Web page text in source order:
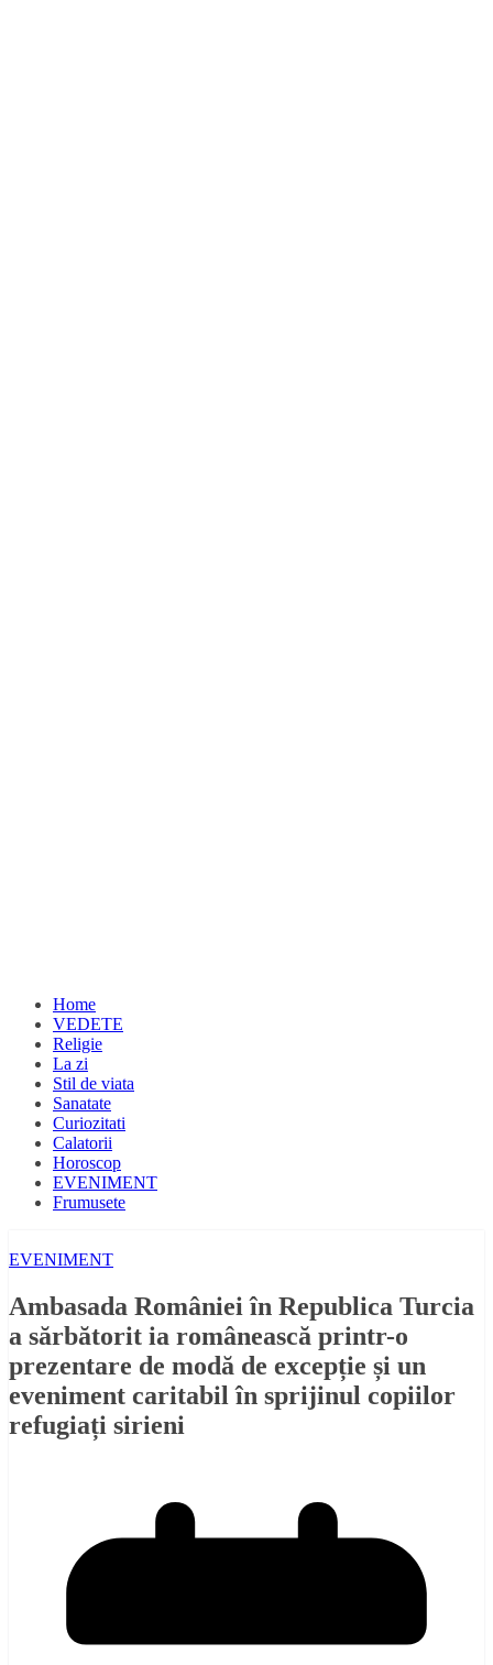
Home
VEDETE
Religie
La zi
Stil de viata
Sanatate
Curiozitati
Calatorii
Horoscop
EVENIMENT
Frumusete
EVENIMENT
Ambasada României în Republica Turcia
a sărbătorit ia românească printr-o
prezentare de modă de excepție și un
eveniment caritabil în sprijinul copiilor
refugiați sirieni